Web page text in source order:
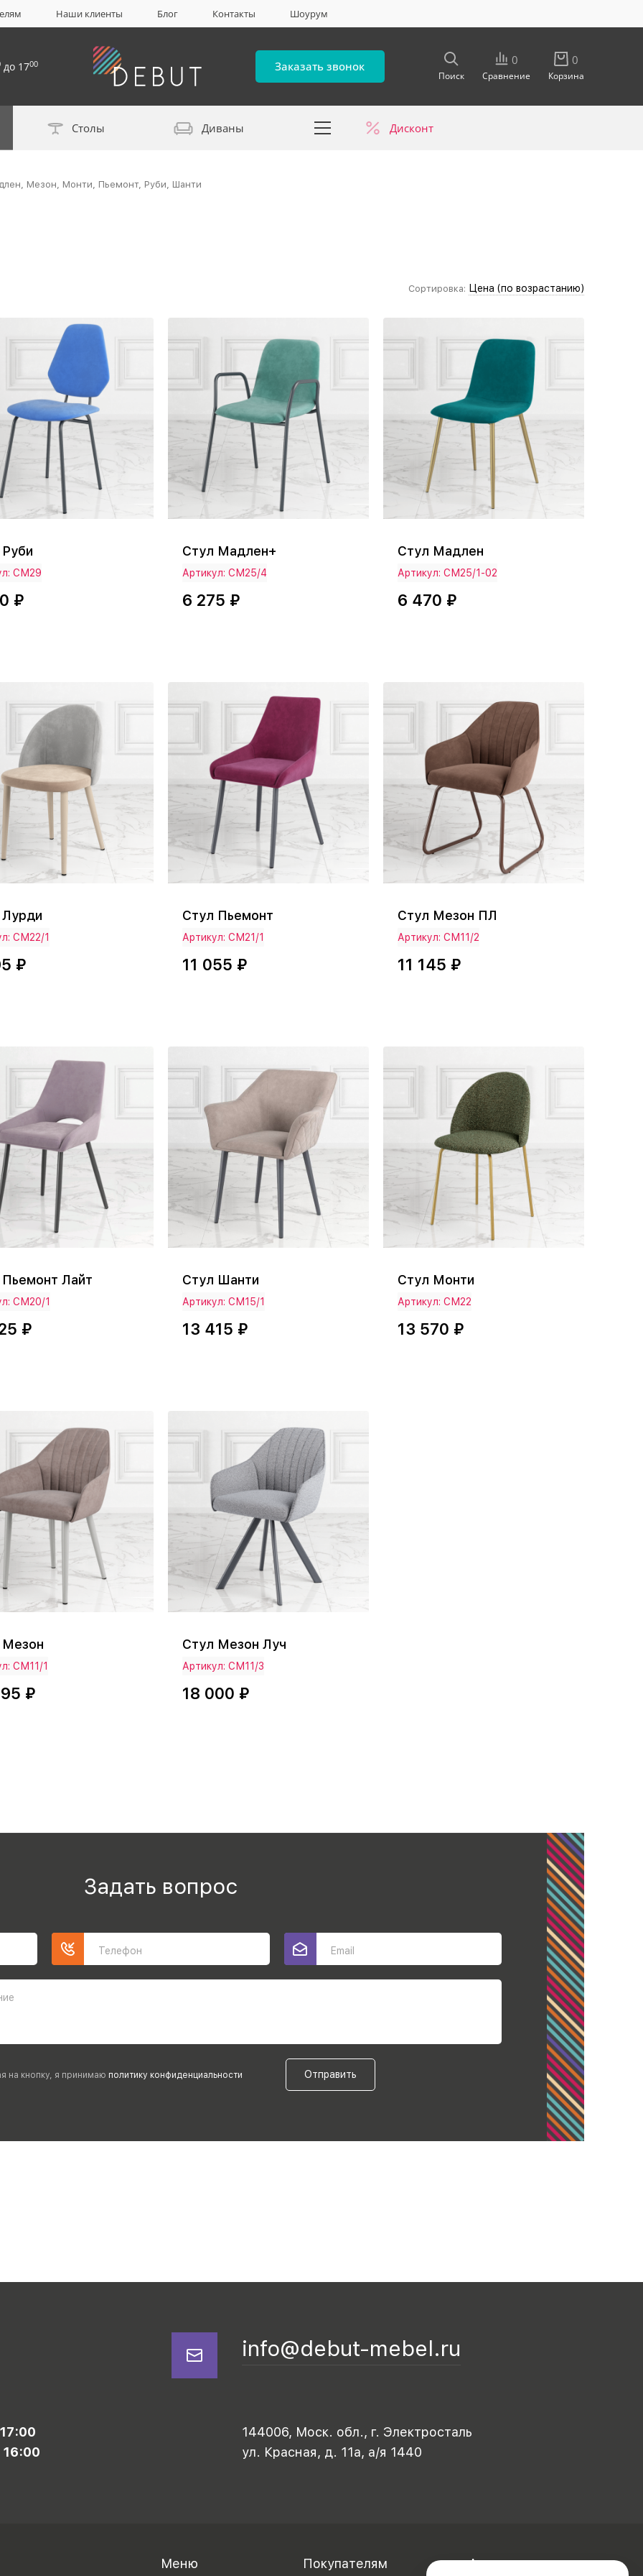
Наши клиенты Блог Контакты Шоурум
до 1700 Заказать звонок
Поиск
0
Сравнение
0
Корзина
Столы Диваны Дисконт
Мезон, Монти, Пьемонт, Руби, Шанти
Сортировка: Цена (по возрастанию)
СМ29
₽
Стул Мадлен+
Артикул: СМ25/4
6 275 ₽
Стул Мадлен
Артикул: СМ25/1-02
6 470 ₽
СМ22/1
₽
Стул Пьемонт
Артикул: СМ21/1
11 055 ₽
Стул Мезон ПЛ
Артикул: СМ11/2
11 145 ₽
Лайт
СМ20/1
₽
Стул Шанти
Артикул: СМ15/1
13 415 ₽
Стул Монти
Артикул: СМ22
13 570 ₽
СМ11/1
₽
Стул Мезон Луч
Артикул: СМ11/3
18 000 ₽
Задать вопрос
Телефон Email
на кнопку, я принимаю политику конфиденциальности Отправить
info@debut-mebel.ru
144006, Моск. обл., г. Электросталь
ул. Красная, д. 11а, а/я 1440
Меню Покупателям Акционерам